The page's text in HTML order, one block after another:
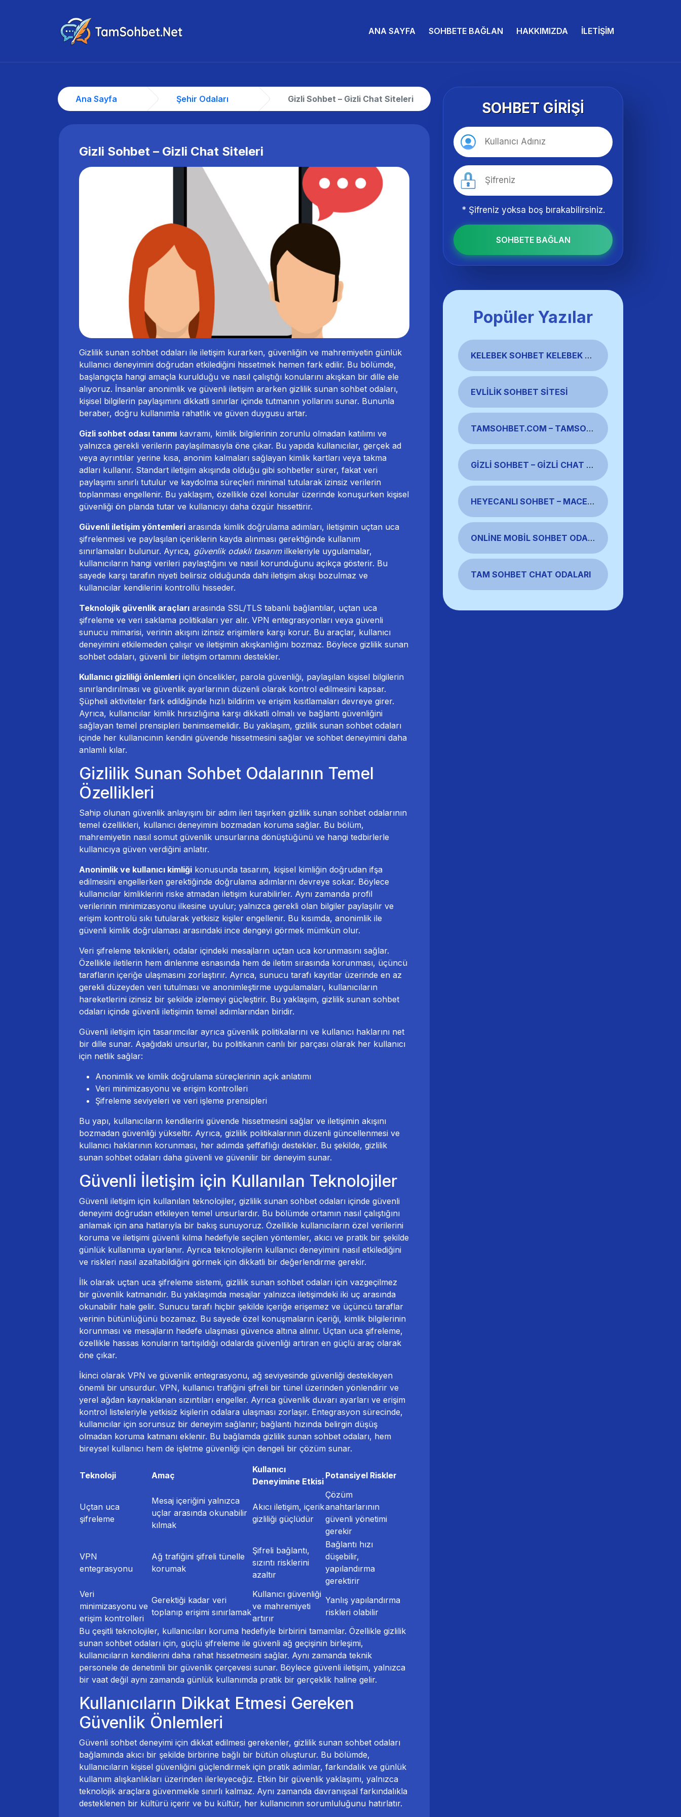
ANA SAYFA SOHBETE BAĞLAN HAKKIMIZDA İLETIŞIM
SOHBET GIRIŞI
* Şifreniz yoksa boş bırakabilirsiniz.
SOHBETE BAĞLAN
Popüler Yazılar
KELEBEK SOHBET KELEBEK CHAT ODALARI SOHBET SITELERI
EVLILIK SOHBET SITESI
TAMSOHBET.COM – TAMSOHBET TAM SOHBET COM TAMCHAT
GIZLI SOHBET – GIZLI CHAT SITELERI
HEYECANLI SOHBET – MACERALI SOHBET
ONLINE MOBIL SOHBET ODALARI
TAM SOHBET CHAT ODALARI
Ana Sayfa Şehir Odaları Gizli Sohbet – Gizli Chat Siteleri
Gizli Sohbet – Gizli Chat Siteleri
Gizlilik sunan sohbet odaları ile iletişim kurarken, güvenliğin ve mahremiyetin günlük
kullanıcı deneyimini doğrudan etkilediğini hissetmek hemen fark edilir. Bu bölümde,
başlangıçta hangi amaçla kurulduğu ve nasıl çalıştığı konularını akışkan bir dille ele
alıyoruz. İnsanlar anonimlik ve güvenli iletişim ararken gizlilik sunan sohbet odaları,
kişisel bilgilerin paylaşımını dikkatli sınırlar içinde tutmanın yollarını sunar. Bununla
beraber, doğru kullanımla rahatlık ve güven duygusu artar.
Gizli sohbet odası tanımı kavramı, kimlik bilgilerinin zorunlu olmadan katılımı ve
yalnızca gerekli verilerin paylaşılmasıyla öne çıkar. Bu yapıda kullanıcılar, gerçek ad
veya ayrıntılar yerine kısa, anonim kalmaları sağlayan kimlik kartları veya takma
adları kullanır. Standart iletişim akışında olduğu gibi sohbetler sürer, fakat veri
paylaşımı sınırlı tutulur ve kaydolma süreçleri minimal tutularak izinsiz verilerin
toplanması engellenir. Bu yaklaşım, özellikle özel konular üzerinde konuşurken kişisel
güvenliği ön planda tutar ve kullanıcıyı daha özgür hissettirir.
Güvenli iletişim yöntemleri arasında kimlik doğrulama adımları, iletişimin uçtan uca
şifrelenmesi ve paylaşılan içeriklerin kayda alınması gerektiğinde kullanım
sınırlamaları bulunur. Ayrıca, güvenlik odaklı tasarımilkeleriyle uygulamalar,
kullanıcıların hangi verileri paylaştığını ve nasıl korunduğunu açıkça gösterir. Bu
sayede karşı tarafın niyeti belirsiz olduğunda dahi iletişim akışı bozulmaz ve
kullanıcılar kendilerini kontrollü hisseder.
Teknolojik güvenlik araçları arasında SSL/TLS tabanlı bağlantılar, uçtan uca
şifreleme ve veri saklama politikaları yer alır. VPN entegrasyonları veya güvenli
sunucu mimarisi, verinin akışını izinsiz erişimlere karşı korur. Bu araçlar, kullanıcı
deneyimini etkilemeden çalışır ve iletişimin akışkanlığını bozmaz. Böylece gizlilik sunan
sohbet odaları, güvenli bir iletişim ortamını destekler.
Kullanıcı gizliliği önlemleri için öncelikler, parola güvenliği, paylaşılan kişisel bilgilerin
sınırlandırılması ve güvenlik ayarlarının düzenli olarak kontrol edilmesini kapsar.
Şüpheli aktiviteler fark edildiğinde hızlı bildirim ve erişim kısıtlamaları devreye girer.
Ayrıca, kullanıcılar kimlik hırsızlığına karşı dikkatli olmalı ve bağlantı güvenliğini
sağlayan temel prensipleri benimsemelidir. Bu yaklaşım, gizlilik sunan sohbet odaları
içinde her kullanıcının kendini güvende hissetmesini sağlar ve sohbet deneyimini daha
anlamlı kılar.
Gizlilik Sunan Sohbet Odalarının Temel
Özellikleri
Sahip olunan güvenlik anlayışını bir adım ileri taşırken gizlilik sunan sohbet odalarının
temel özellikleri, kullanıcı deneyimini bozmadan koruma sağlar. Bu bölüm,
mahremiyetin nasıl somut güvenlik unsurlarına dönüştüğünü ve hangi tedbirlerle
kullanıcıya güven verdiğini anlatır.
Anonimlik ve kullanıcı kimliği konusunda tasarım, kişisel kimliğin doğrudan ifşa
edilmesini engellerken gerektiğinde doğrulama adımlarını devreye sokar. Böylece
kullanıcılar kimliklerini riske atmadan iletişim kurabilirler. Aynı zamanda profil
verilerinin minimizasyonu ilkesine uyulur; yalnızca gerekli olan bilgiler paylaşılır ve
erişim kontrolü sıkı tutularak yetkisiz kişiler engellenir. Bu kısımda, anonimlik ile
güvenli kimlik doğrulaması arasındaki ince dengeyi görmek mümkün olur.
Veri şifreleme teknikleri, odalar içindeki mesajların uçtan uca korunmasını sağlar.
Özellikle iletilerin hem dinlenme esnasında hem de iletim sırasında korunması, üçüncü
tarafların içeriğe ulaşmasını zorlaştırır. Ayrıca, sunucu tarafı kayıtlar üzerinde en az
gerekli düzeyden veri tutulması ve anonimleştirme uygulamaları, kullanıcıların
hareketlerini izinsiz bir şekilde izlemeyi güçleştirir. Bu yaklaşım, gizlilik sunan sohbet
odaları içinde güvenli iletişimin temel adımlarından biridir.
Güvenli iletişim için tasarımcılar ayrıca güvenlik politikalarını ve kullanıcı haklarını net
bir dille sunar. Aşağıdaki unsurlar, bu politikanın canlı bir parçası olarak her kullanıcı
için netlik sağlar:
Anonimlik ve kimlik doğrulama süreçlerinin açık anlatımı
Veri minimizasyonu ve erişim kontrolleri
Şifreleme seviyeleri ve veri işleme prensipleri
Bu yapı, kullanıcıların kendilerini güvende hissetmesini sağlar ve iletişimin akışını
bozmadan güvenliği yükseltir. Ayrıca, gizlilik politikalarının düzenli güncellenmesi ve
kullanıcı haklarının korunması, her adımda şeffaflığı destekler. Bu şekilde, gizlilik
sunan sohbet odaları daha güvenli ve güvenilir bir deneyim sunar.
Güvenli İletişim için Kullanılan Teknolojiler
Güvenli iletişim için kullanılan teknolojiler, gizlilik sunan sohbet odaları içinde güvenli
deneyimi doğrudan etkileyen temel unsurlardır. Bu bölümde ortamın nasıl çalıştığını
anlamak için ana hatlarıyla bir bakış sunuyoruz. Özellikle kullanıcıların özel verilerini
koruma ve iletişimi güvenli kılma hedefiyle seçilen yöntemler, akıcı ve pratik bir şekilde
günlük kullanıma uyarlanır. Ayrıca teknolojilerin kullanıcı deneyimini nasıl etkilediğini
ve riskleri nasıl azaltabildiğini görmek için dikkatli bir değerlendirme gerekir.
İlk olarak uçtan uca şifreleme sistemi, gizlilik sunan sohbet odaları için vazgeçilmez
bir güvenlik katmanıdır. Bu yaklaşımda mesajlar yalnızca iletişimdeki iki uç arasında
okunabilir hale gelir. Sunucu tarafı hiçbir şekilde içeriğe erişemez ve üçüncü taraflar
verinin bütünlüğünü bozamaz. Bu sayede özel konuşmaların içeriği, kimlik bilgilerinin
korunması ve mesajların hedefe ulaşması güvence altına alınır. Uçtan uca şifreleme,
özellikle hassas konuların tartışıldığı odalarda güvenliği artıran en güçlü araç olarak
öne çıkar.
İkinci olarak VPN ve güvenlik entegrasyonu, ağ seviyesinde güvenliği destekleyen
önemli bir unsurdur. VPN, kullanıcı trafiğini şifreli bir tünel üzerinden yönlendirir ve
yerel ağdan kaynaklanan sızıntıları engeller. Ayrıca güvenlik duvarı ayarları ve erişim
kontrol listeleriyle yetkisiz kişilerin odalara ulaşması zorlaşır. Entegrasyon sürecinde,
kullanıcılar için sorunsuz bir deneyim sağlanır; bağlantı hızında belirgin düşüş
olmadan koruma katmanı eklenir. Bu bağlamda gizlilik sunan sohbet odaları, hem
bireysel kullanıcı hem de işletme güvenliği için dengeli bir çözüm sunar.
Teknoloji Amaç
Kullanıcı
Deneyimine Etkisi
Potansiyel Riskler
Uçtan uca
şifreleme
Mesaj içeriğini yalnızca
uçlar arasında okunabilir
kılmak
Akıcı iletişim, içerik
gizliliği güçlüdür
Çözüm
anahtarlarının
güvenli yönetimi
gerekir
VPN
entegrasyonu
Ağ trafiğini şifreli tünelle
korumak
Şifreli bağlantı,
sızıntı risklerini
azaltır
Bağlantı hızı
düşebilir,
yapılandırma
gerektirir
Veri
minimizasyonu ve
erişim kontrolleri
Gerektiği kadar veri
toplanıp erişimi sınırlamak
Kullanıcı güvenliği
ve mahremiyeti
artırır
Yanlış yapılandırma
riskleri olabilir
Bu çeşitli teknolojiler, kullanıcıları koruma hedefiyle birbirini tamamlar. Özellikle gizlilik
sunan sohbet odaları için, güçlü şifreleme ile güvenli ağ geçişinin birleşimi,
kullanıcıların kendilerini daha rahat hissetmesini sağlar. Aynı zamanda teknik
personele de denetimli bir güvenlik çerçevesi sunar. Böylece güvenli iletişim, yalnızca
bir vaat değil aynı zamanda günlük kullanımda pratik bir gerçeklik haline gelir.
Kullanıcıların Dikkat Etmesi Gereken
Güvenlik Önlemleri
Güvenli sohbet deneyimi için dikkat edilmesi gerekenler, gizlilik sunan sohbet odaları
bağlamında akıcı bir şekilde birbirine bağlı bir bütün oluşturur. Bu bölümde,
kullanıcıların kişisel güvenliğini güçlendirmek için pratik adımlar, farkındalık ve günlük
kullanım alışkanlıkları üzerinden ilerleyeceğiz. Etkin bir güvenlik yaklaşımı, yalnızca
teknolojik araçlara güvenmekle sınırlı kalmaz. Aynı zamanda davranışsal farkındalıkla
desteklenen bir kültürü içerir ve bu kültür, her kullanıcının sorumluluğunu hatırlatır.